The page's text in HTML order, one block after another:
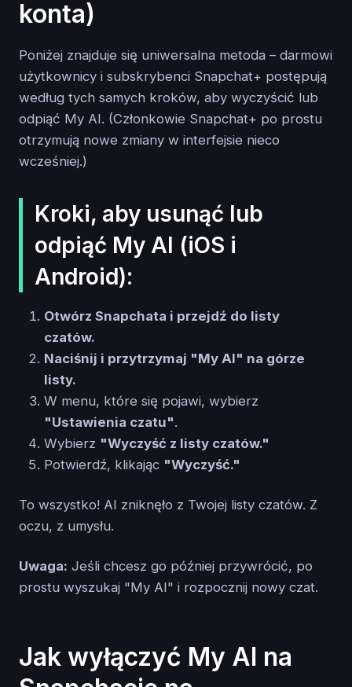
konta)
Poniżej znajduje się uniwersalna metoda – darmowi
użytkownicy i subskrybenci Snapchat+ postępują
według tych samych kroków, aby wyczyścić lub
odpiąć My AI. (Członkowie Snapchat+ po prostu
otrzymują nowe zmiany w interfejsie nieco
wcześniej.)
Kroki, aby usunąć lub
odpiąć My AI (iOS i
Android):
Otwórz Snapchata i przejdź do listy
czatów.
Naciśnij i przytrzymaj "My AI" na górze
listy.
W menu, które się pojawi, wybierz
"Ustawienia czatu".
Wybierz "Wyczyść z listy czatów."
Potwierdź, klikając "Wyczyść."
To wszystko! AI zniknęło z Twojej listy czatów. Z
oczu, z umysłu.
Uwaga: Jeśli chcesz go później przywrócić, po
prostu wyszukaj "My AI" i rozpocznij nowy czat.
Jak wyłączyć My AI na